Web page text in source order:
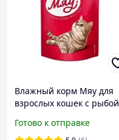
Влажный корм Мяу для
взрослых кошек с рыбой
Готово к отправке